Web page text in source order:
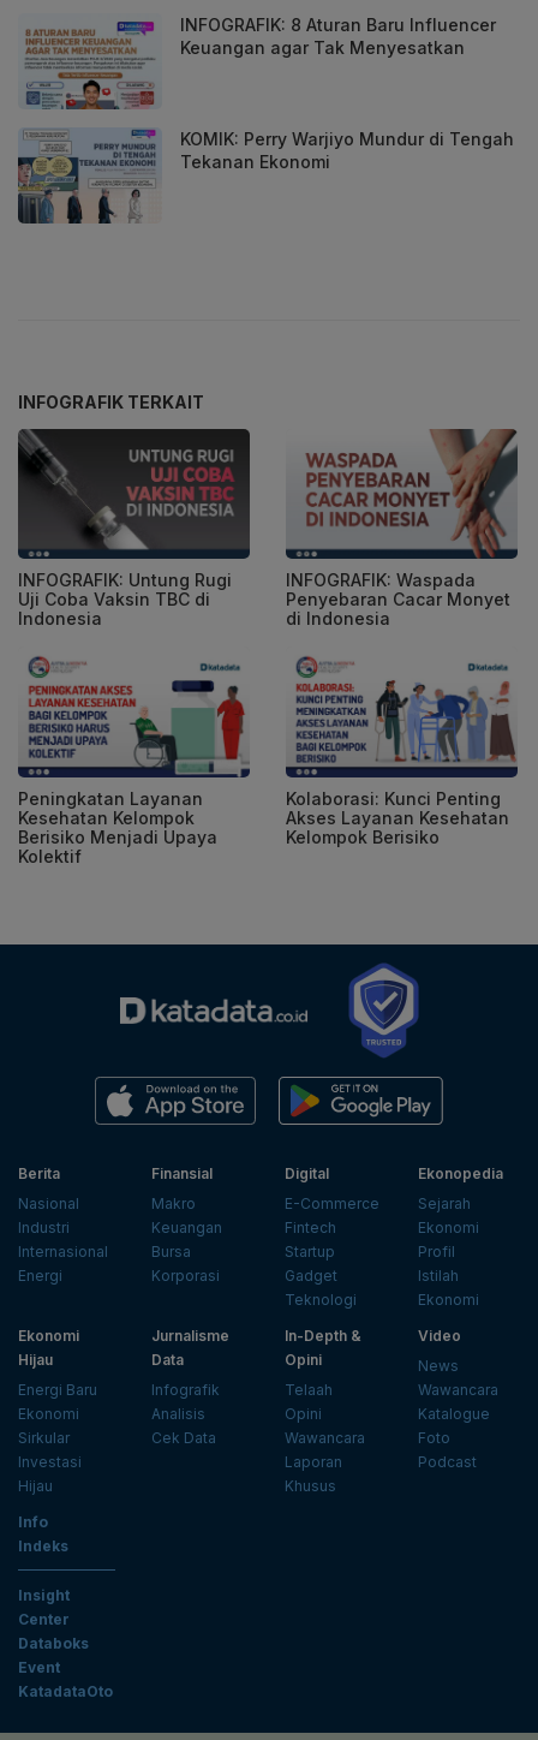
INFOGRAFIK: 8 Aturan Baru Influencer
Keuangan agar Tak Menyesatkan
KOMIK: Perry Warjiyo Mundur di Tengah
Tekanan Ekonomi
INFOGRAFIK TERKAIT
INFOGRAFIK: Untung Rugi
Uji Coba Vaksin TBC di
Indonesia
INFOGRAFIK: Waspada
Penyebaran Cacar Monyet
di Indonesia
Peningkatan Layanan
Kesehatan Kelompok
Berisiko Menjadi Upaya
Kolektif
Kolaborasi: Kunci Penting
Akses Layanan Kesehatan
Kelompok Berisiko
Berita
Nasional
Industri
Internasional
Energi
Finansial
Makro
Keuangan
Bursa
Korporasi
Digital
E-Commerce
Fintech
Startup
Gadget
Teknologi
Ekonopedia
Sejarah
Ekonomi
Profil
Istilah
Ekonomi
Ekonomi
Hijau
Energi Baru
Ekonomi
Sirkular
Investasi
Hijau
Jurnalisme
Data
Infografik
Analisis
Cek Data
In-Depth &
Opini
Telaah
Opini
Wawancara
Laporan
Khusus
Video
News
Wawancara
Katalogue
Foto
Podcast
Info
Indeks
Insight
Center
Databoks
Event
KatadataOto